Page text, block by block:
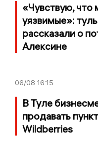
«Чувствую, что
уязвимые»:
рассказали о
Алексине
06/08 16:15
В Туле
продавать
Wildberries